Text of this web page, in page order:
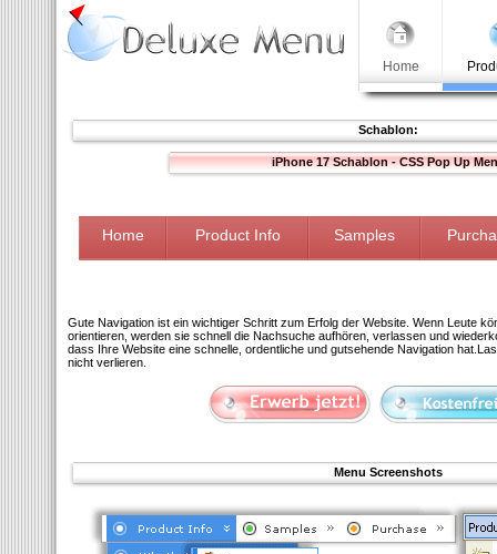
Home
Schablon:
iPhone 17 Schablon - CSS Pop Up
Home Product Info Samples
Gute Navigation ist ein wichtiger Schritt zum Erfolg der Website. Wenn Leute
orientieren, werden sie schnell die Nachsuche aufhören, verlassen und
dass Ihre Website eine schnelle, ordentliche und gutsehende Navigation
nicht verlieren.
Menu Screenshots